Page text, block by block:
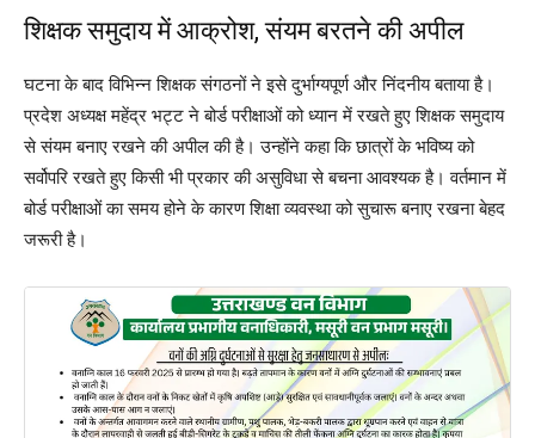
शिक्षक समुदाय में आक्रोश, संयम बरतने की अपील
घटना के बाद विभिन्न शिक्षक संगठनों ने इसे दुर्भाग्यपूर्ण और निंदनीय बताया है।
प्रदेश अध्यक्ष महेंद्र भट्ट ने बोर्ड परीक्षाओं को ध्यान में रखते हुए शिक्षक समुदाय
से संयम बनाए रखने की अपील की है। उन्होंने कहा कि छात्रों के भविष्य को
सर्वोपरि रखते हुए किसी भी प्रकार की असुविधा से बचना आवश्यक है। वर्तमान में
बोर्ड परीक्षाओं का समय होने के कारण शिक्षा व्यवस्था को सुचारू बनाए रखना बेहद
जरूरी है।